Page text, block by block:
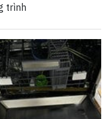
trình